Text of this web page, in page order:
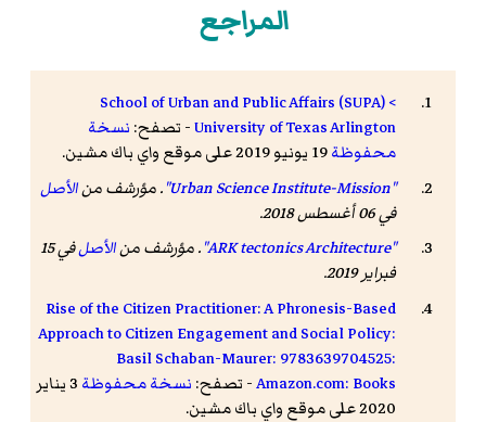
المراجع
School of Urban and Public Affairs (SUPA) <
University of Texas Arlington- تصفح: نسخة
محفوظة
"Urban Science Institute-Mission"
. مؤرشف منالأصل
في 06 أغسطس 2018.
"ARK tectonics Architecture"
. مؤرشف منالأصل
في 15
فبراير 2019.
Rise of the Citizen Practitioner: A Phronesis-Based
Approach to Citizen Engagement and Social Policy:
Basil Schaban-Maurer: 9783639704525:
Amazon.com: Books- تصفح: نسخة محفوظة
3 يناير
2020 على موقع واي باك مشين.